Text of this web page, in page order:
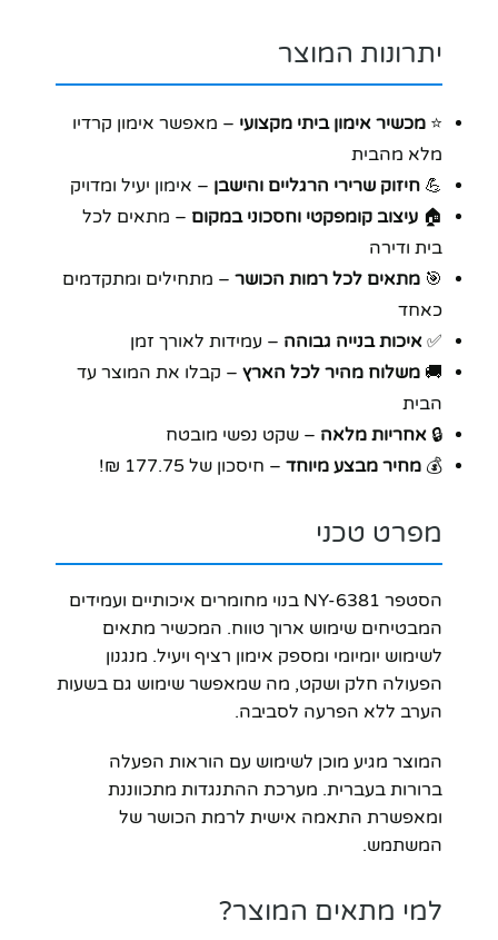
יתרונות המוצר
⭐ מכשיר אימון ביתי מקצועי – מאפשר אימון קרדיו
מלא מהבית
💪 חיזוק שרירי הרגליים והישבן – אימון יעיל ומדויק
🏠 עיצוב קומפקטי וחסכוני במקום – מתאים לכל
בית ודירה
🎯 מתאים לכל רמות הכושר – מתחילים ומתקדמים
כאחד
✅ איכות בנייה גבוהה – עמידות לאורך זמן
🚚 משלוח מהיר לכל הארץ – קבלו את המוצר עד
הבית
🔒 אחריות מלאה – שקט נפשי מובטח
💰 מחיר מבצע מיוחד – חיסכון של 177.75 ₪!
מפרט טכני
הסטפר NY-6381 בנוי מחומרים איכותיים ועמידים
המבטיחים שימוש ארוך טווח. המכשיר מתאים
לשימוש יומיומי ומספק אימון רציף ויעיל. מנגנון
הפעולה חלק ושקט, מה שמאפשר שימוש גם בשעות
הערב ללא הפרעה לסביבה.
המוצר מגיע מוכן לשימוש עם הוראות הפעלה
ברורות בעברית. מערכת ההתנגדות מתכווננת
ומאפשרת התאמה אישית לרמת הכושר של
המשתמש.
למי מתאים המוצר?